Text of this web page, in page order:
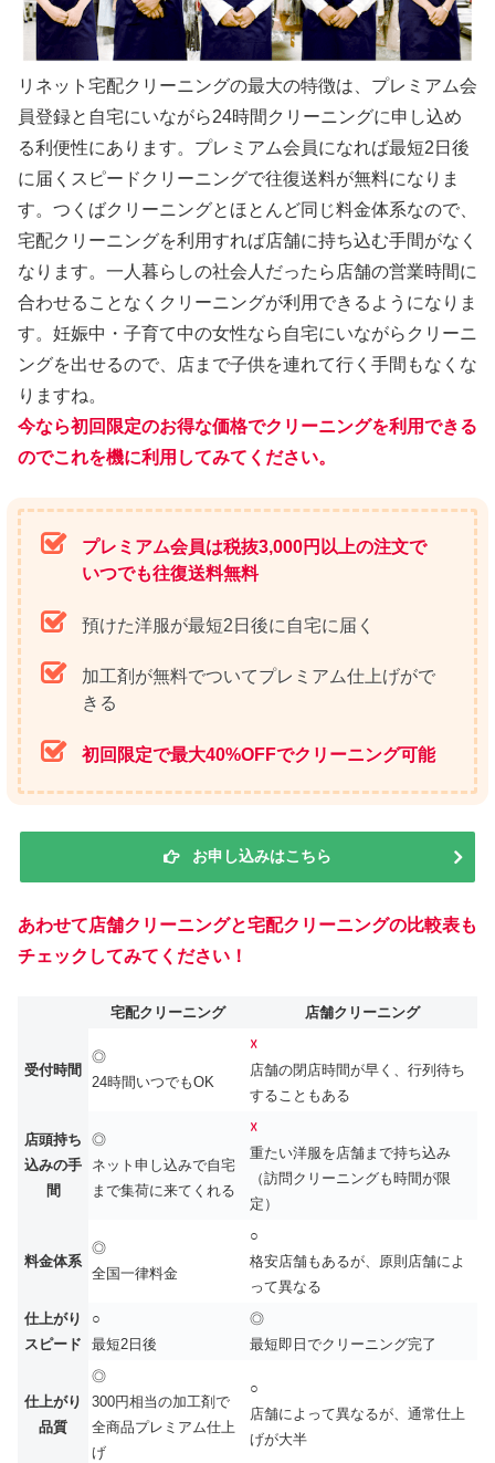
リネット宅配クリーニングの最大の特徴は、プレミアム会
員登録と自宅にいながら24時間クリーニングに申し込め
る利便性にあります。プレミアム会員になれば最短2日後
に届くスピードクリーニングで往復送料が無料になりま
す。つくばクリーニングとほとんど同じ料金体系なので、
宅配クリーニングを利用すれば店舗に持ち込む手間がなく
なります。一人暮らしの社会人だったら店舗の営業時間に
合わせることなくクリーニングが利用できるようになりま
す。妊娠中・子育て中の女性なら自宅にいながらクリーニ
ングを出せるので、店まで子供を連れて行く手間もなくな
りますね。
今なら初回限定のお得な価格でクリーニングを利用できる
のでこれを機に利用してみてください。
プレミアム会員は税抜3,000円以上の注文で
いつでも往復送料無料
預けた洋服が最短2日後に自宅に届く
加工剤が無料でついてプレミアム仕上げがで
きる
初回限定で最大40%OFFでクリーニング可能
お申し込みはこちら
あわせて店舗クリーニングと宅配クリーニングの比較表も
チェックしてみてください！
宅配クリーニング 店舗クリーニング
受付時間
◎
24時間いつでもOK
☓
店舗の閉店時間が早く、行列待ち
することもある
店頭持ち
込みの手
間
◎
ネット申し込みで自宅
まで集荷に来てくれる
☓
重たい洋服を店舗まで持ち込み
（訪問クリーニングも時間が限
定）
料金体系
◎
全国一律料金
○
格安店舗もあるが、原則店舗によ
って異なる
仕上がり
スピード
○
最短2日後
◎
最短即日でクリーニング完了
仕上がり
品質
◎
300円相当の加工剤で
全商品プレミアム仕上
げ
○
店舗によって異なるが、通常仕上
げが大半